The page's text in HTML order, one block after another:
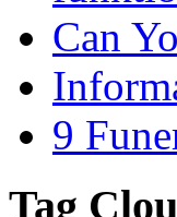
Can
9
Tag